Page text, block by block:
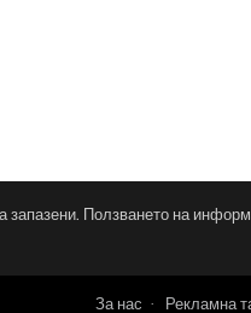
Ползването на
За нас Рекламна